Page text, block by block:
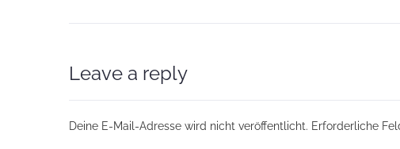
Leave a reply
Deine E-Mail-Adresse wird nicht veröffentlicht. Erforderliche